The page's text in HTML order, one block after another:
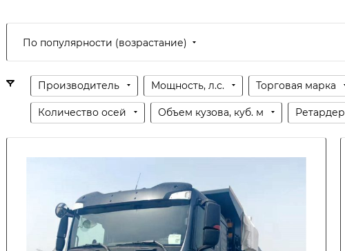
По популярности (возрастание)
Производитель Мощность, л.с. Торговая марка
Количество осей Объем кузова, куб. м Ретардер